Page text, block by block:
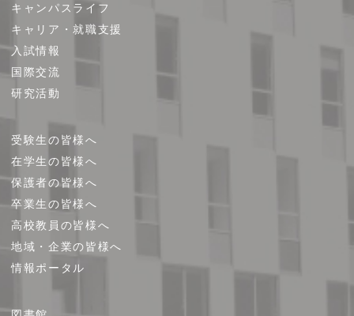
プ
キャンパスライフ
キャリア・就職支援
入試情報
国際交流
研究活動
受験生の皆様へ
在学生の皆様へ
保護者の皆様へ
卒業生の皆様へ
高校教員の皆様へ
地域・企業の皆様へ
情報ポータル